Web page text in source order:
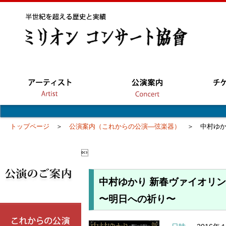
トップページ ＞ 公演案内（これからの公演―弦楽器） ＞ 中村ゆか

中村ゆかり 新春ヴァイオリ
〜明日への祈り〜